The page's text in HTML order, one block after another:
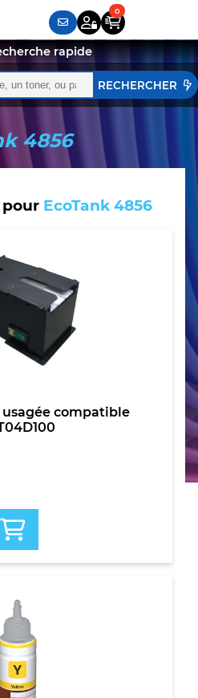
complétion sont
rapide
4856
pour EcoTank 4856
usagée compatible